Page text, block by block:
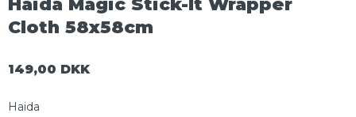
Haida Magic Stick-It Wrapper
Cloth 58x58cm
149,00 DKK
Haida